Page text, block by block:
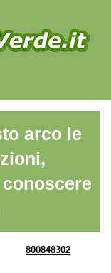
arco le
800848302